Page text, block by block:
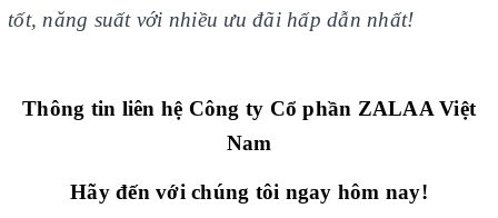
tốt, năng suất với nhiều ưu đãi hấp dẫn nhất!
Thông tin liên hệ Công ty Cổ phần ZALAA Việt
Nam
Hãy đến với chúng tôi ngay hôm nay!